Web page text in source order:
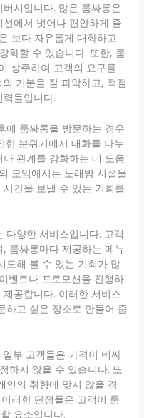
시입니다. 많은 룸싸롱은
에서 벗어나 편안하게 즐
보다 자유롭게 대화하고
화할 수 있습니다. 또한, 룸
상주하여 고객의 요구를
기분을 잘 파악하고, 적절
들입니다.
에 룸싸롱을 방문하는 경우
한 분위기에서 대화를 나누
관계를 강화하는 데 도움
모임에서는 노래방 시설을
간을 보낼 수 있는 기회를
다양한 서비스입니다. 고객
룸싸롱마다 제공하는 메뉴
도해 볼 수 있는 기회가 많
벤트나 프로모션을 진행하
공합니다. 이러한 서비스
하고 싶은 장소로 만들어 줍
부 고객들은 가격이 비싸
하지 않을 수 있습니다. 또
인의 취향에 맞지 않을 경
러한 단점들은 고객이 룸
요소입니다.